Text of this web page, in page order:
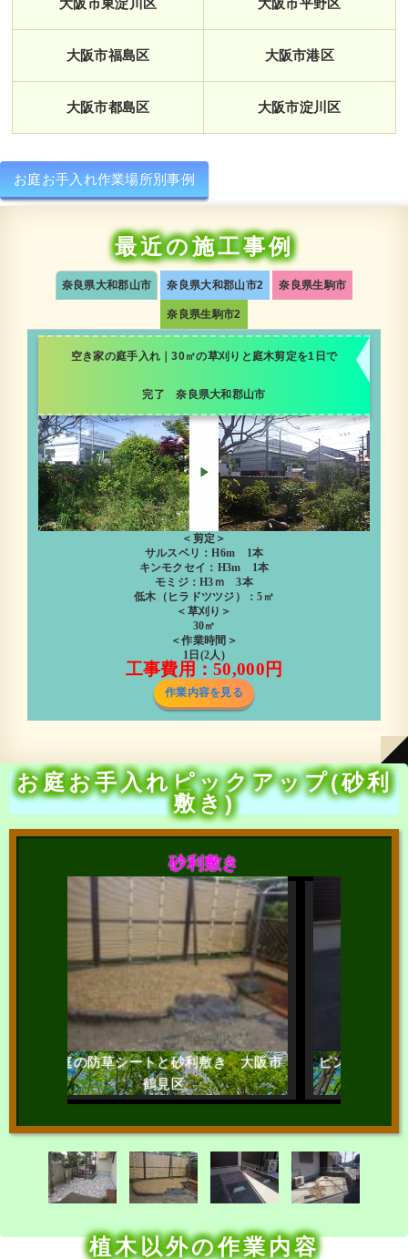
大阪市東淀川区 大阪市平野区
大阪市福島区 大阪市港区
大阪市都島区 大阪市淀川区
お庭お手入れ作業場所別事例
最近の施工事例
奈良県大和郡山市 奈良県大和郡山市2 奈良県生駒市
奈良県生駒市2
空き家の庭手入れ｜30㎡の草刈りと庭木剪定を1日で
完了 奈良県大和郡山市
＜剪定＞
サルスベリ：H6m 1本
キンモクセイ：H3m 1本
モミジ：H3ｍ 3本
低木（ヒラドツツジ）：5㎡
＜草刈り＞
30㎡
＜作業時間＞
1日(2人)
工事費用：50,000円
作業内容を見る
お庭お手入れピックアップ(砂利
敷き)
砂利敷き
草シートと砂利敷き 大阪市
鶴見区
ピンク色の砂利で美しく整
市都島区
植木以外の作業内容